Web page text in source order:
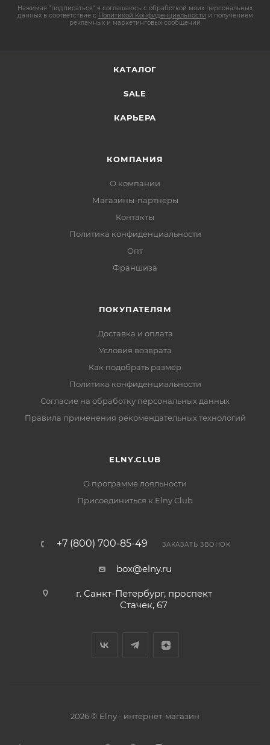
Нажимая "подписаться" я соглашаюсь с обработкой моих персональных
данных в соответствие с Политикой Конфиденциальности и получением
рекламных и маркетинговых сообщений
КАТАЛОГ
SALE
КАРЬЕРА
КОМПАНИЯ
О компании
Магазины-партнеры
Контакты
Политика конфиденциальности
Опт
Франшиза
ПОКУПАТЕЛЯМ
Доставка и оплата
Условия возврата
Как подобрать размер
Политика конфиденциальности
Согласие на обработку персональных данных
Правила применения рекомендательных технологий
ELNY.CLUB
О программе лояльности
Присоединиться к Elny.Club
+7 (800) 700-85-49 ЗАКАЗАТЬ ЗВОНОК
box@elny.ru
г. Санкт-Петербург, проспект
Стачек, 67
2026 © Elny - интернет-магазин